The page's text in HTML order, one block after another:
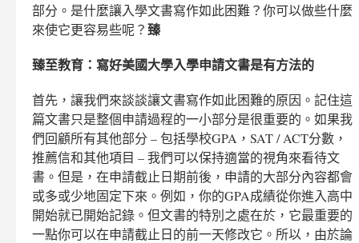
部分。是什麼讓入學文書寫作如此困難？你可以做些什麼
來使它更容易些呢？臻
臻至教育：寫好美國大學入學申請文書是有方法的
首先，讓我們來談談讓文書寫作如此困難的原因。記住這
篇文書只是整個申請過程的一小部分是很重要的。如果我
們回顧所有其他部分 – 包括學校GPA，SAT / ACT分數，
推薦信和其他項目 – 我們可以保持適當的視角來看待文
書。但是，在申請截止日期前後，申請的大部分內容都會
或多或少地固定下來。例如，你的GPA成績從你進入高中
開始就已開始記錄。但文書的特別之處在於，它最重要的
一點你可以在申請截止日的前一天修改它。所以，由於論